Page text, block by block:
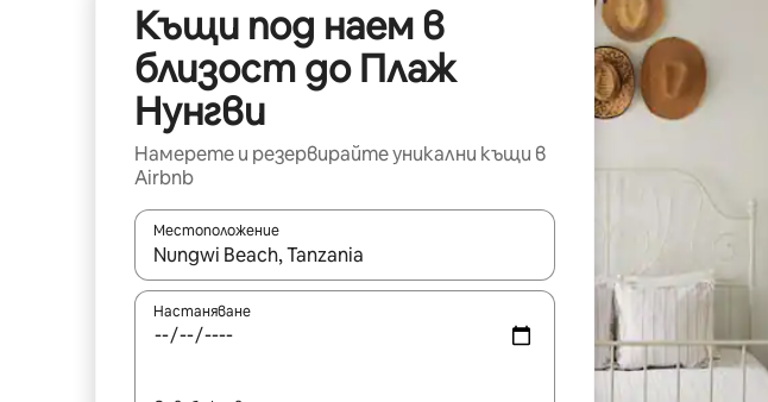
Къщи под наем в
близост до Плаж
Нунгви
Намерете и резервирайте уникални къщи в
Airbnb
Местоположение
Когато резултатите се покажат, използвайте клавишите със стрелки
Настаняване